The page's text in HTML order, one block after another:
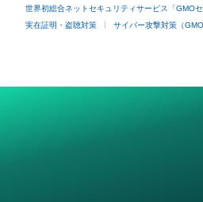
世界初総合ネットセキュリティサービス「GMOセ
実在証明・盗聴対策 サイバー攻撃対策（